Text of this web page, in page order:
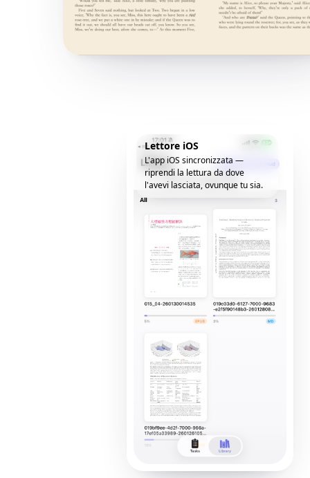
Lettore iOS
L'app iOS sincronizzata —
riprendi la lettura da dove
l'avevi lasciata, ovunque tu sia.